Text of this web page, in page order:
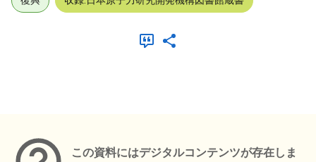
この資料にはデジタルコンテンツが存在しま